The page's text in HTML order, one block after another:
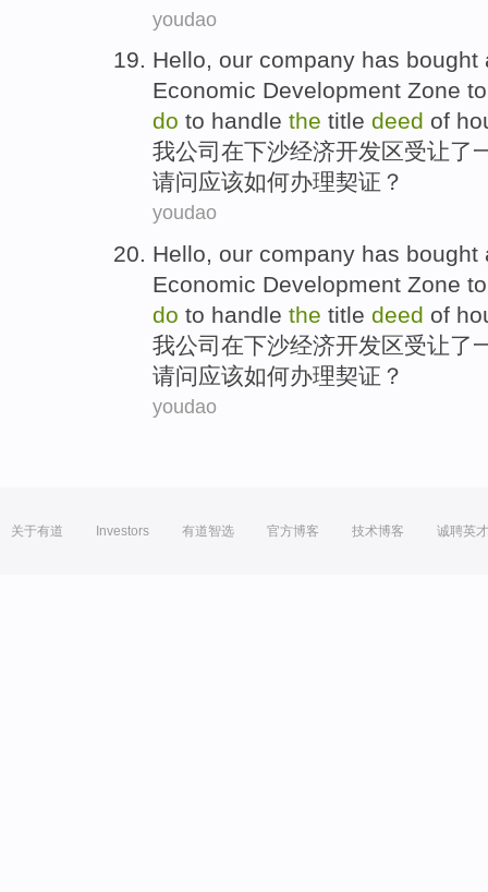
youdao
Hello, our company has bought
Economic Development Zone
do to handle the title deed of
我公司 在下沙经济开发区受让了
请问应该如何办理契证？
youdao
Hello, our company has bought
Economic Development Zone
do to handle the title deed of
我公司 在下沙经济开发区受让了
请问应该如何办理契证？
youdao
关于有道 Investors 有道智选 官方博客 技术博客 诚聘英才